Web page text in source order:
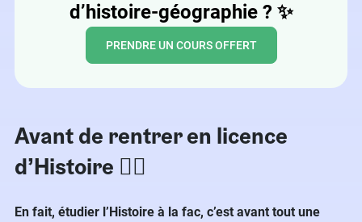
d’histoire-géographie ? ✨
PRENDRE UN COURS OFFERT
Avant de rentrer en licence
d’Histoire 🙇‍♂️
En fait, étudier l’Histoire à la fac, c’est avant tout une